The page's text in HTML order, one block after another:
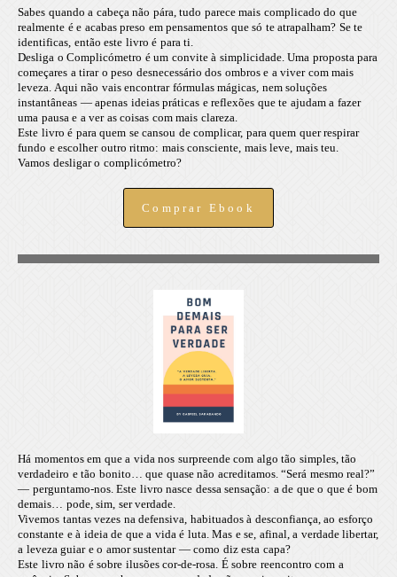
Sabes quando a cabeça não pára, tudo parece mais complicado do que
realmente é e acabas preso em pensamentos que só te atrapalham? Se te
identificas, então este livro é para ti.
Desliga o Complicómetro é um convite à simplicidade. Uma proposta para
começares a tirar o peso desnecessário dos ombros e a viver com mais
leveza. Aqui não vais encontrar fórmulas mágicas, nem soluções
instantâneas — apenas ideias práticas e reflexões que te ajudam a fazer
uma pausa e a ver as coisas com mais clareza.
Este livro é para quem se cansou de complicar, para quem quer respirar
fundo e escolher outro ritmo: mais consciente, mais leve, mais teu.
Vamos desligar o complicómetro?
Comprar Ebook
Há momentos em que a vida nos surpreende com algo tão simples, tão
verdadeiro e tão bonito… que quase não acreditamos. “Será mesmo real?”
— perguntamo-nos. Este livro nasce dessa sensação: a de que o que é bom
demais… pode, sim, ser verdade.
Vivemos tantas vezes na defensiva, habituados à desconfiança, ao esforço
constante e à ideia de que a vida é luta. Mas e se, afinal, a verdade libertar,
a leveza guiar e o amor sustentar — como diz esta capa?
Este livro não é sobre ilusões cor-de-rosa. É sobre reencontro com a